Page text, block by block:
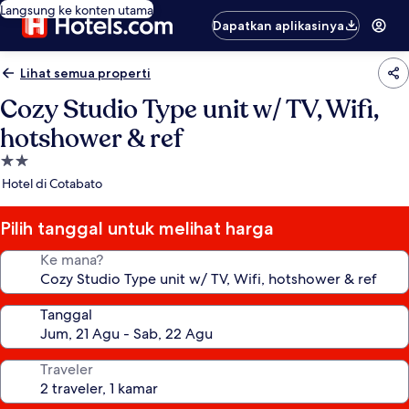
Langsung ke konten utama
Dapatkan aplikasinya
Lihat semua properti
Cozy Studio Type unit w/ TV, Wifi,
hotshower & ref
Properti
bintang
Hotel di Cotabato
Pilih tanggal untuk melihat harga
Ke mana?
Tanggal
Traveler